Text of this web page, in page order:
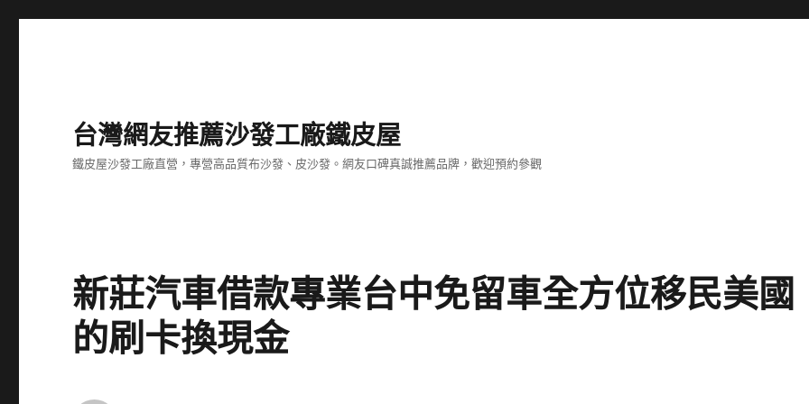
台灣網友推薦沙發工廠鐵皮屋
鐵皮屋沙發工廠直營，專營高品質布沙發、皮沙發。網友口碑真誠推薦品牌，歡迎預約參觀
新莊汽車借款專業台中免留車全方位移民美國
的刷卡換現金